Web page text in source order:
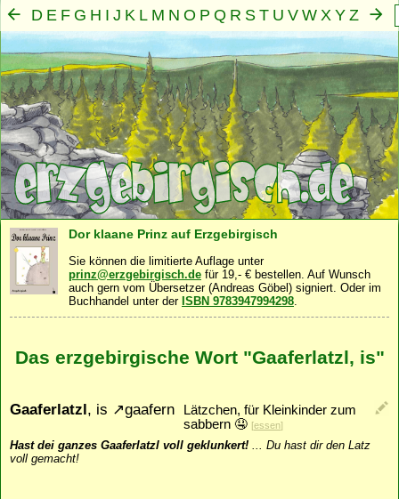
D E F G H I J K L M N O P Q R S T U V W X Y Z
A B C
Mensch·Seele·Geist·Familie·Gemeinschaft·
Dor klaane Prinz auf Erzgebirgisch
Sie können die limitierte Auflage unter
prinz@erzgebirgisch.de für 19,- € bestellen. Auf Wunsch
auch gern vom Übersetzer (Andreas Göbel) signiert. Oder im
Buchhandel unter der ISBN 9783947994298.
Das erzgebirgische Wort "Gaaferlatzl, is"
Gaaferlatzl, is ↗gaafern
Lätzchen, für Kleinkinder zum
sabbern 🤤 [essen]
Hast dei ganzes Gaaferlatzl voll geklunkert! ... Du hast dir den Latz
voll gemacht!